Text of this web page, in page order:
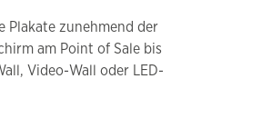
Plakate zunehmend der
am Point of Sale bis
Video-Wall oder LED-